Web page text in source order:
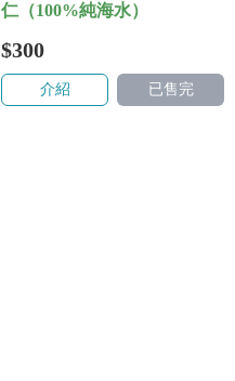
仁（100%純海水）
$300
介紹 已售完